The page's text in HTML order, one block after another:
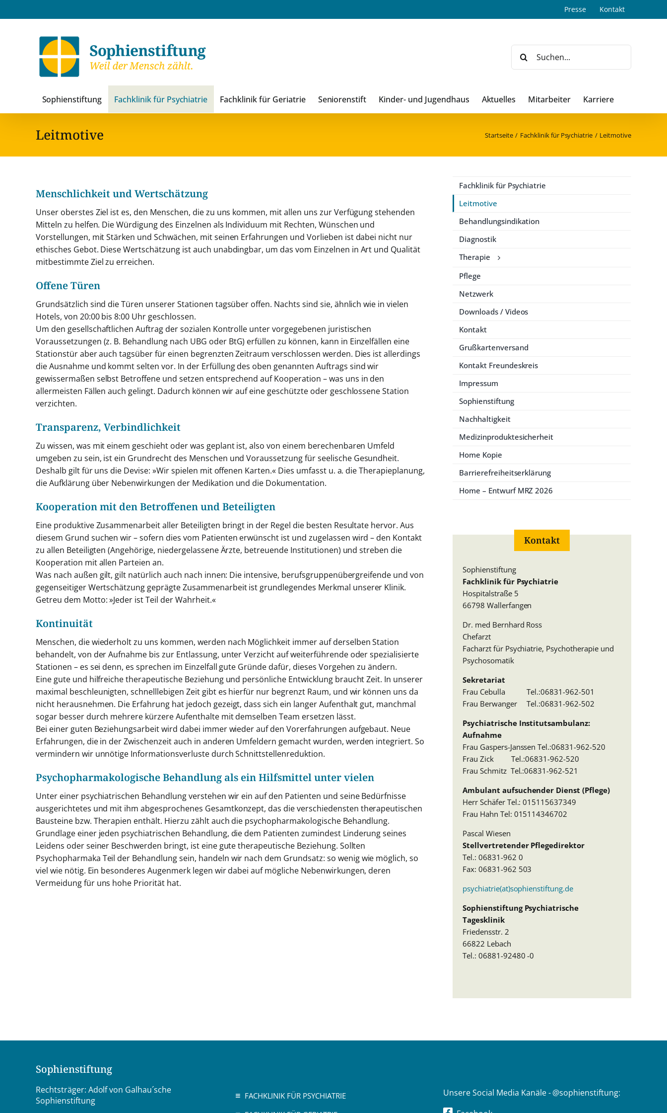
Inhalt
Presse Kontakt
Suche
nach:
Sophienstiftung Fachklinik für Psychiatrie Fachklinik für Geriatrie Seniorenstift Kinder- und Jugendhaus Aktuelles Mitarbeiter Karriere
Leitmotive Startseite Fachklinik für Psychiatrie Leitmotive
Menschlichkeit und Wertschätzung
Unser oberstes Ziel ist es, den Menschen, die zu uns kommen, mit allen uns zur Verfügung stehenden
Mitteln zu helfen. Die Würdigung des Einzelnen als Individuum mit Rechten, Wünschen und
Vorstellungen, mit Stärken und Schwächen, mit seinen Erfahrungen und Vorlieben ist dabei nicht nur
ethisches Gebot. Diese Wertschätzung ist auch unabdingbar, um das vom Einzelnen in Art und Qualität
mitbestimmte Ziel zu erreichen.
Offene Türen
Grundsätzlich sind die Türen unserer Stationen tagsüber offen. Nachts sind sie, ähnlich wie in vielen
Hotels, von 20:00 bis 8:00 Uhr geschlossen.
Um den gesellschaftlichen Auftrag der sozialen Kontrolle unter vorgegebenen juristischen
Voraussetzungen (z. B. Behandlung nach UBG oder BtG) erfüllen zu können, kann in Einzelfällen eine
Stationstür aber auch tagsüber für einen begrenzten Zeitraum verschlossen werden. Dies ist allerdings
die Ausnahme und kommt selten vor. In der Erfüllung des oben genannten Auftrags sind wir
gewissermaßen selbst Betroffene und setzen entsprechend auf Kooperation – was uns in den
allermeisten Fällen auch gelingt. Dadurch können wir auf eine geschützte oder geschlossene Station
verzichten.
Transparenz, Verbindlichkeit
Zu wissen, was mit einem geschieht oder was geplant ist, also von einem berechenbaren Umfeld
umgeben zu sein, ist ein Grundrecht des Menschen und Voraussetzung für seelische Gesundheit.
Deshalb gilt für uns die Devise: »Wir spielen mit offenen Karten.« Dies umfasst u. a. die Therapieplanung,
die Aufklärung über Nebenwirkungen der Medikation und die Dokumentation.
Kooperation mit den Betroffenen und Beteiligten
Eine produktive Zusammenarbeit aller Beteiligten bringt in der Regel die besten Resultate hervor. Aus
diesem Grund suchen wir – sofern dies vom Patienten erwünscht ist und zugelassen wird – den Kontakt
zu allen Beteiligten (Angehörige, niedergelassene Ärzte, betreuende Institutionen) und streben die
Kooperation mit allen Parteien an.
Was nach außen gilt, gilt natürlich auch nach innen: Die intensive, berufsgruppenübergreifende und von
gegenseitiger Wertschätzung geprägte Zusammenarbeit ist grundlegendes Merkmal unserer Klinik.
Getreu dem Motto: »Jeder ist Teil der Wahrheit.«
Kontinuität
Menschen, die wiederholt zu uns kommen, werden nach Möglichkeit immer auf derselben Station
behandelt, von der Aufnahme bis zur Entlassung, unter Verzicht auf weiterführende oder spezialisierte
Stationen – es sei denn, es sprechen im Einzelfall gute Gründe dafür, dieses Vorgehen zu ändern.
Eine gute und hilfreiche therapeutische Beziehung und persönliche Entwicklung braucht Zeit. In unserer
maximal beschleunigten, schnelllebigen Zeit gibt es hierfür nur begrenzt Raum, und wir können uns da
nicht herausnehmen. Die Erfahrung hat jedoch gezeigt, dass sich ein langer Aufenthalt gut, manchmal
sogar besser durch mehrere kürzere Aufenthalte mit demselben Team ersetzen lässt.
Bei einer guten Beziehungsarbeit wird dabei immer wieder auf den Vorerfahrungen aufgebaut. Neue
Erfahrungen, die in der Zwischenzeit auch in anderen Umfeldern gemacht wurden, werden integriert. So
vermindern wir unnötige Informationsverluste durch Schnittstellenreduktion.
Psychopharmakologische Behandlung als ein Hilfsmittel unter vielen
Unter einer psychiatrischen Behandlung verstehen wir ein auf den Patienten und seine Bedürfnisse
ausgerichtetes und mit ihm abgesprochenes Gesamtkonzept, das die verschiedensten therapeutischen
Bausteine bzw. Therapien enthält. Hierzu zählt auch die psychopharmakologische Behandlung.
Grundlage einer jeden psychiatrischen Behandlung, die dem Patienten zumindest Linderung seines
Leidens oder seiner Beschwerden bringt, ist eine gute therapeutische Beziehung. Sollten
Psychopharmaka Teil der Behandlung sein, handeln wir nach dem Grundsatz: so wenig wie möglich, so
viel wie nötig. Ein besonderes Augenmerk legen wir dabei auf mögliche Nebenwirkungen, deren
Vermeidung für uns hohe Priorität hat.
Fachklinik für Psychiatrie
Leitmotive
Behandlungsindikation
Diagnostik
Therapie
Pflege
Netzwerk
Downloads / Videos
Kontakt
Grußkartenversand
Kontakt Freundeskreis
Impressum
Sophienstiftung
Nachhaltigkeit
Medizinproduktesicherheit
Home Kopie
Barrierefreiheitserklärung
Home – Entwurf MRZ 2026
Kontakt
Sophienstiftung
Fachklinik für Psychiatrie
Hospitalstraße 5
66798 Wallerfangen
Dr. med Bernhard Ross
Chefarzt
Facharzt für Psychiatrie, Psychotherapie und
Psychosomatik
Sekretariat
Frau Cebulla Tel.:06831-962-501
Frau Berwanger Tel.:06831-962-502
Psychiatrische Institutsambulanz:
Aufnahme
Frau Gaspers-Janssen Tel.:06831-962-520
Frau Zick Tel.:06831-962-520
Frau Schmitz Tel.:06831-962-521
Ambulant aufsuchender Dienst (Pflege)
Herr Schäfer Tel.: 015115637349
Frau Hahn Tel: 015114346702
Pascal Wiesen
Stellvertretender Pflegedirektor
Tel.: 06831-962 0
Fax: 06831-962 503
psychiatrie(at)sophienstiftung.de
Sophienstiftung Psychiatrische
Tagesklinik
Friedensstr. 2
66822 Lebach
Tel.: 06881-92480 -0
Sophienstiftung
Rechtsträger: Adolf von Galhau´sche
Sophienstiftung
FACHKLINIK FÜR PSYCHIATRIE
Unsere Social Media Kanäle - @sophienstiftung: